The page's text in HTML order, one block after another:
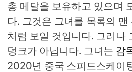
총 메달을 보유하고 있으며
다. 그것은 그녀를 목록의 맨
처럼 보일 것입니다. 그러나
덩크가 아닙니다. 그녀는 감
2020년 중국 스피드스케이